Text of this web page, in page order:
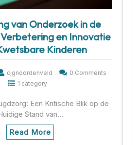
van Onderzoek in de
en Innovatie
Kinderen
cjgnoordenveld
0 Comments
1 category
Een Kritische Blik op de
Stand van…
Read More